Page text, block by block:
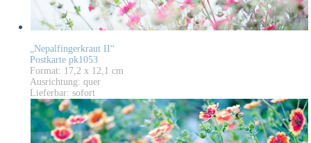
„Nepalfingerkraut II“
Postkarte pk1053
Format: 17,2 x 12,1 cm
Ausrichtung: quer
Lieferbar: sofort